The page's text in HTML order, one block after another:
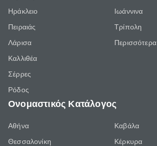
Ηράκλειο
Πειραιάς
Λάρισα
Καλλιθέα
Σέρρες
Ρόδος
Ιωάννινα
Τρίπολη
Περισσότερα
Ονομαστικός Κατάλογος
Αθήνα
Θεσσαλονίκη
Καβάλα
Κέρκυρα